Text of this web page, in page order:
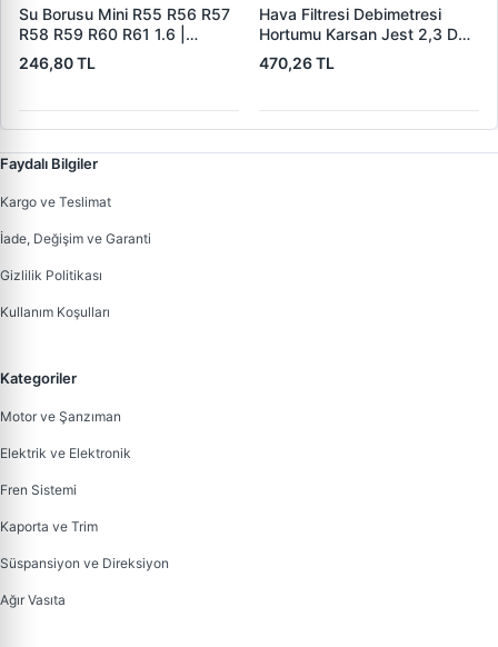
Su Borusu Mini R55 R56 R57
R58 R59 R60 R61 1.6 |
WINTECH 0400408 | OEM
11537589713 11537541845
246,80 TL
Hava Filtresi Debimetresi
Hortumu Karsan Jest 2,3 D
Euro 5 | IBRAS 17750 | OEM
1015049AA
470,26 TL
Faydalı Bilgiler
Kargo ve Teslimat
İade, Değişim ve Garanti
Gizlilik Politikası
Kullanım Koşulları
Kategoriler
Motor ve Şanzıman
Elektrik ve Elektronik
Fren Sistemi
Kaporta ve Trim
Süspansiyon ve Direksiyon
Ağır Vasıta